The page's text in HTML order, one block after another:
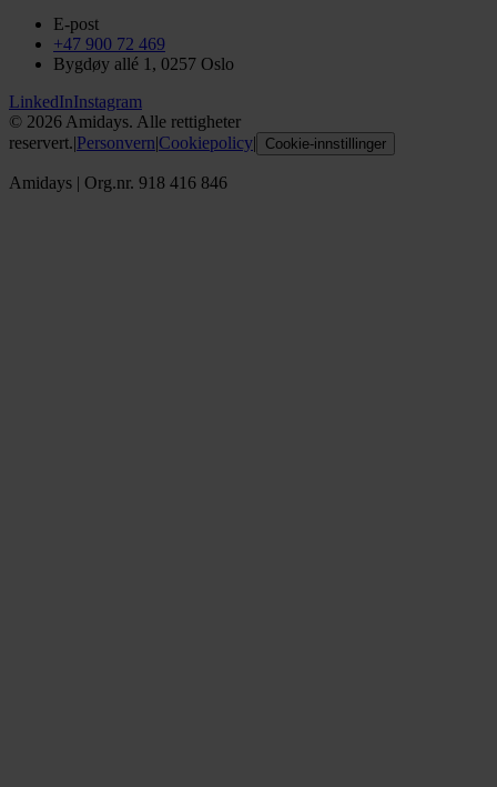
E-post
+47 900 72 469
Bygdøy allé 1, 0257 Oslo
LinkedInInstagram
© 2026 Amidays. Alle rettigheter
reservert.|Personvern|Cookiepolicy| Cookie-innstillinger
Amidays | Org.nr. 918 416 846